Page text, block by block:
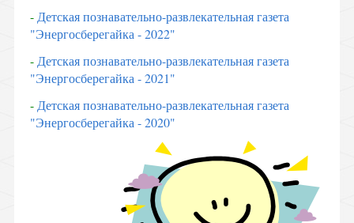
- Детская познавательно-развлекательная газета
"Энергосберегайка - 2022"
- Детская познавательно-развлекательная газета
"Энергосберегайка - 2021"
- Детская познавательно-развлекательная газета
"Энергосберегайка - 2020"